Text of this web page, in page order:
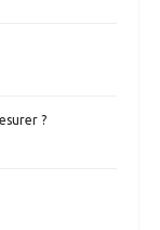
?